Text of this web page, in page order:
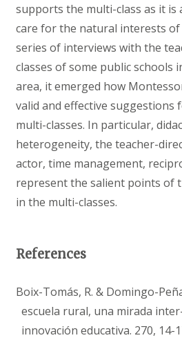
supports the multi-class as it is
care for the natural interests of
series of interviews with the
classes of some public schools
area, it emerged how
valid and effective suggestions
multi-classes. In particular,
heterogeneity, the teacher-
actor, time management,
represent the salient points of
in the multi-classes.
References
Boix-Tomás, R. & Domingo-
escuela rural, una mirada
innovación educativa. 270, 14-